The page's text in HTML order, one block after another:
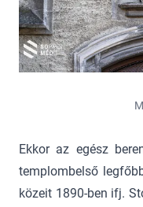
Ekkor az egész
templombelső
közeit 1890-ben ifj.